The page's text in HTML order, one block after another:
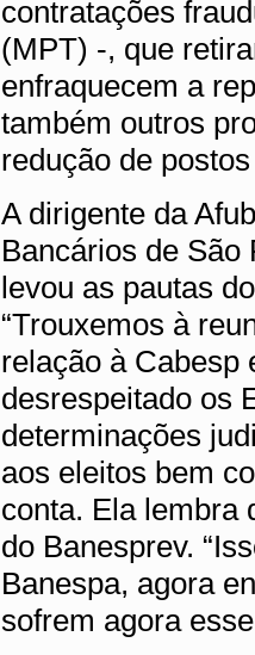
contratações
(MPT) -, que
enfraquecem a
também outros
redução de
A dirigente da
Bancários de São
levou as pautas
“Trouxemos à
relação à Cabesp
desrespeitado os
determinações
aos eleitos bem
conta. Ela lembra
do Banesprev.
Banespa, agora
sofrem agora